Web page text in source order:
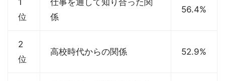
1
位
仕事を通して知り合った関
係
56.4%
2
位
高校時代からの関係 52.9%